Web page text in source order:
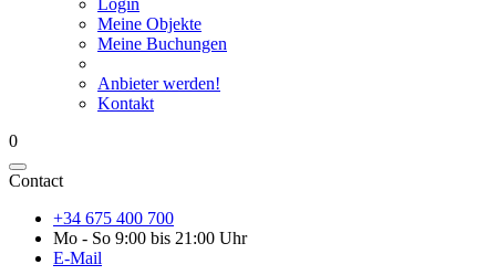
Login
Meine Objekte
Meine Buchungen
Anbieter werden!
Kontakt
0
Contact
+34 675 400 700
Mo - So 9:00 bis 21:00 Uhr
E-Mail